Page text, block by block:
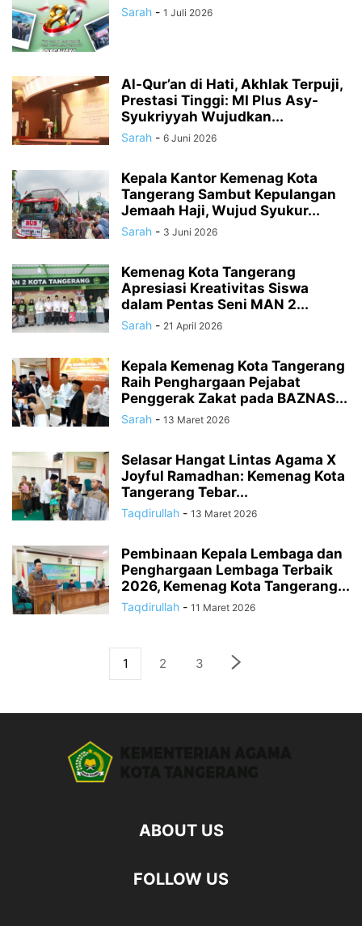
Sarah - 1 Juli 2026
Al-Qur’an di Hati, Akhlak Terpuji,
Prestasi Tinggi: MI Plus Asy-
Syukriyyah Wujudkan...
Sarah - 6 Juni 2026
Kepala Kantor Kemenag Kota
Tangerang Sambut Kepulangan
Jemaah Haji, Wujud Syukur...
Sarah - 3 Juni 2026
Kemenag Kota Tangerang
Apresiasi Kreativitas Siswa
dalam Pentas Seni MAN 2...
Sarah - 21 April 2026
Kepala Kemenag Kota Tangerang
Raih Penghargaan Pejabat
Penggerak Zakat pada BAZNAS...
Sarah - 13 Maret 2026
Selasar Hangat Lintas Agama X
Joyful Ramadhan: Kemenag Kota
Tangerang Tebar...
Taqdirullah - 13 Maret 2026
Pembinaan Kepala Lembaga dan
Penghargaan Lembaga Terbaik
2026, Kemenag Kota Tangerang...
Taqdirullah - 11 Maret 2026
1 2 3
ABOUT US
FOLLOW US